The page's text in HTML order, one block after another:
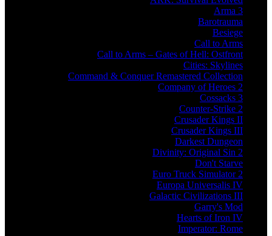
Arma 3
Barotrauma
Besiege
Call to Arms
Call to Arms – Gates of Hell: Ostfront
Cities: Skylines
Command & Conquer Remastered Collection
Company of Heroes 2
Cossacks 3
Counter-Strike 2
Crusader Kings II
Crusader Kings III
Darkest Dungeon
Divinity: Original Sin 2
Don't Starve
Euro Truck Simulator 2
Europa Universalis IV
Galactic Civilizations III
Garry's Mod
Hearts of Iron IV
Imperator: Rome